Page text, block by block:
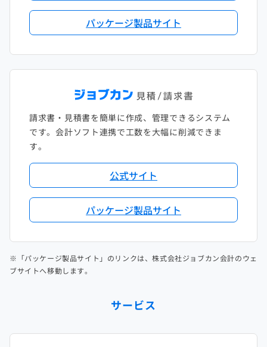
パッケージ製品サイト
請求書・見積書を簡単に作成、管理できるシステム
です。会計ソフト連携で工数を大幅に削減できま
す。
公式サイト
パッケージ製品サイト
※「パッケージ製品サイト」のリンクは、株式会社ジョブカン会計のウェ
ブサイトへ移動します。
サービス